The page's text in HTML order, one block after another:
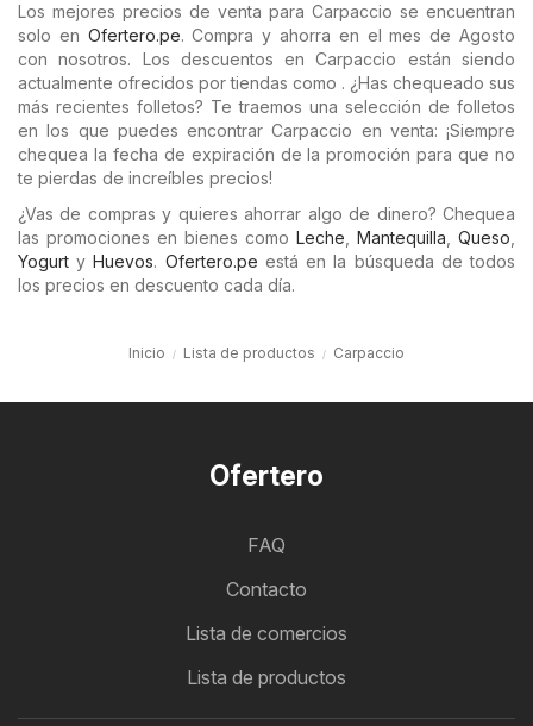
Los mejores precios de venta para Carpaccio se encuentran
solo en Ofertero.pe. Compra y ahorra en el mes de Agosto
con nosotros. Los descuentos en Carpaccio están siendo
actualmente ofrecidos por tiendas como . ¿Has chequeado sus
más recientes folletos? Te traemos una selección de folletos
en los que puedes encontrar Carpaccio en venta: ¡Siempre
chequea la fecha de expiración de la promoción para que no
te pierdas de increíbles precios!
¿Vas de compras y quieres ahorrar algo de dinero? Chequea
las promociones en bienes como Leche Mantequilla Queso
Yogurt yHuevos. Ofertero.pe está en la búsqueda de todos
los precios en descuento cada día.
Inicio Lista de productos Carpaccio
Ofertero
FAQ
Contacto
Lista de comercios
Lista de productos